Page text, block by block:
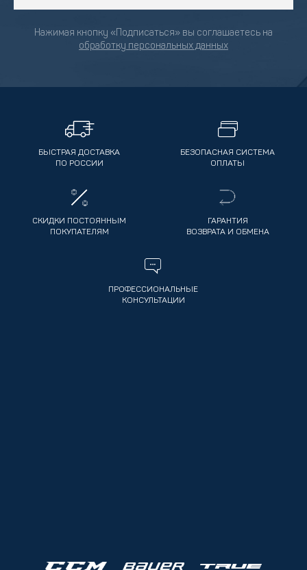
Нажимая кнопку «Подписаться» вы соглашаетесь на
обработку персональных данных
БЫСТРАЯ ДОСТАВКА
ПО РОССИИ
БЕЗОПАСНАЯ СИСТЕМА
ОПЛАТЫ
СКИДКИ ПОСТОЯННЫМ
ПОКУПАТЕЛЯМ
ГАРАНТИЯ
ВОЗВРАТА И ОБМЕНА
ПРОФЕССИОНАЛЬНЫЕ
КОНСУЛЬТАЦИИ